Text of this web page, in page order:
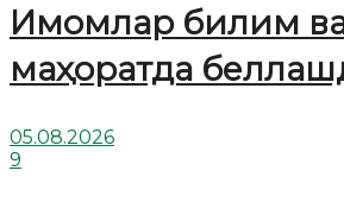
Имомлар билим
маҳоратда
05.08.2026
9